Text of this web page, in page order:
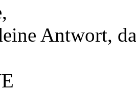
Antwort,